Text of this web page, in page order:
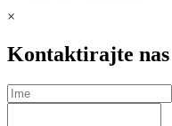
×
Kontaktirajte nas